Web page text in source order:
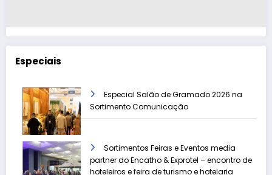
Especiais
Especial Salão de Gramado 2026 na
Sortimento Comunicação
Sortimentos Feiras e Eventos media
partner do Encatho & Exprotel – encontro de
hoteleiros e feira de turismo e hotelaria